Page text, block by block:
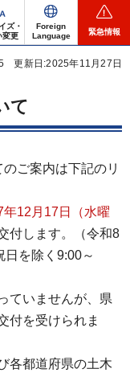
ズ・
変更
Foreign
Language
緊急情報
更新日:2025年11月27日
て
ご案内は下記のリ
年12月17日（水曜
付します。（令和8
を除く9:00～
ていませんが、県
付を受けられま
各都道府県の土木